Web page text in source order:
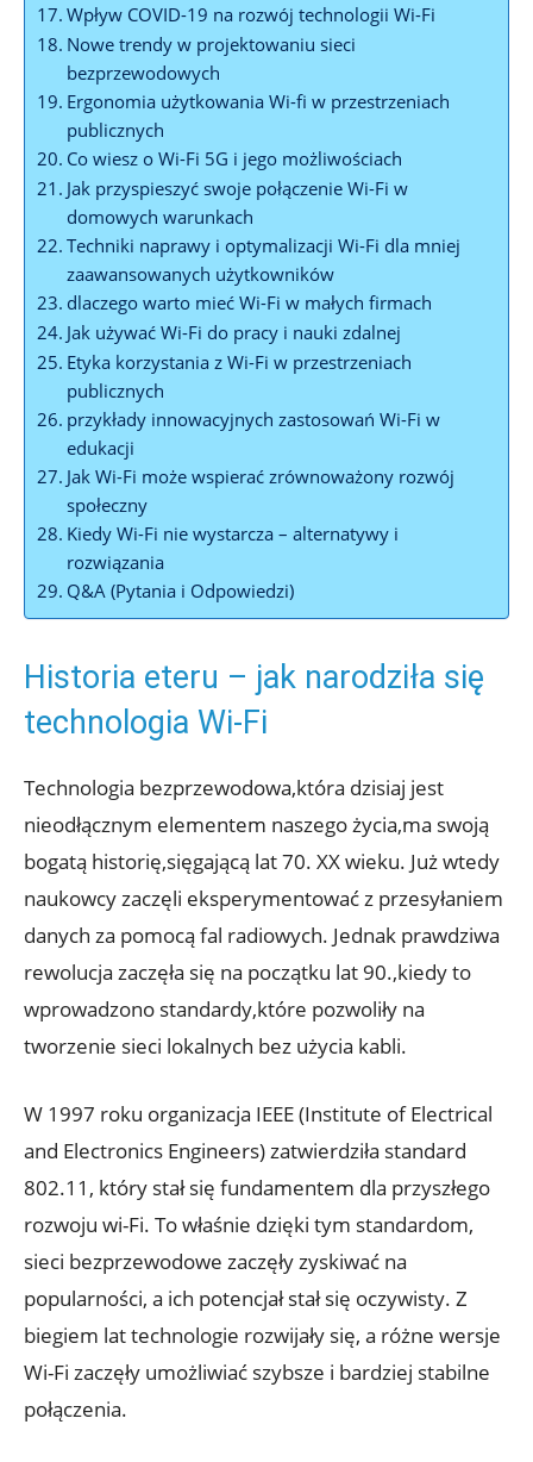
Wpływ‌ COVID-19 na rozwój​ technologii ‍Wi-Fi
Nowe trendy w projektowaniu sieci
bezprzewodowych
Ergonomia‍ użytkowania ⁤Wi-fi w przestrzeniach
publicznych
Co wiesz ‌o Wi-Fi ⁢5G‍ i ⁤jego możliwościach
Jak przyspieszyć swoje połączenie⁢ Wi-Fi ‌w
domowych warunkach
Techniki naprawy ⁣i⁢ optymalizacji Wi-Fi ‍dla ⁣mniej⁢
zaawansowanych użytkowników
dlaczego warto mieć Wi-Fi w małych firmach
Jak używać Wi-Fi do pracy i nauki zdalnej
Etyka korzystania z Wi-Fi ⁣w przestrzeniach
publicznych
przykłady innowacyjnych zastosowań⁤ Wi-Fi w​
edukacji
Jak ⁤Wi-Fi może wspierać zrównoważony rozwój
społeczny
Kiedy Wi-Fi nie wystarcza – alternatywy‍ i
rozwiązania
Q&A (Pytania i Odpowiedzi)
Historia​ eteru – jak narodziła się
technologia Wi-Fi
Technologia ​bezprzewodowa,która dzisiaj jest
nieodłącznym⁢ elementem ‌naszego życia,ma swoją
bogatą historię,sięgającą lat ⁣70. XX wieku. Już wtedy
naukowcy zaczęli eksperymentować ‌z przesyłaniem
danych za ⁢pomocą fal⁢ radiowych. Jednak prawdziwa
rewolucja zaczęła się⁣ na początku lat ⁢90.,kiedy ⁣to
wprowadzono standardy,które⁢ pozwoliły na
tworzenie sieci ​lokalnych bez‌ użycia kabli.
W 1997⁢ roku organizacja ⁣IEEE (Institute of Electrical
and Electronics ⁣Engineers) zatwierdziła standard
802.11, ​który stał się fundamentem dla przyszłego
rozwoju wi-Fi. To⁤ właśnie dzięki‌ tym standardom,
sieci⁤ bezprzewodowe zaczęły zyskiwać na⁤
popularności, a ich potencjał ‍stał się oczywisty. Z
biegiem lat technologie ⁢rozwijały się, a ⁤różne wersje
Wi-Fi zaczęły ‍umożliwiać szybsze i bardziej stabilne
połączenia.